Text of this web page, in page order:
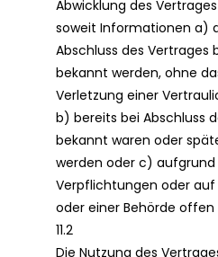
Abwicklung des
soweit Informationen a)
Abschluss des
bekannt werden, ohne
Verletzung einer
b) bereits bei Abschluss
bekannt waren oder
werden oder c)
Verpflichtungen oder
oder einer Behörde
11.2
Die Nutzung des